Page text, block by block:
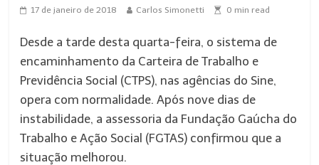
17 de janeiro de 2018 Carlos Simonetti 0 min read
Desde a tarde desta quarta-feira, o sistema de
encaminhamento da Carteira de Trabalho e
Previdência Social (CTPS), nas agências do Sine,
opera com normalidade. Após nove dias de
instabilidade, a assessoria da Fundação Gaúcha do
Trabalho e Ação Social (FGTAS) confirmou que a
situação melhorou.